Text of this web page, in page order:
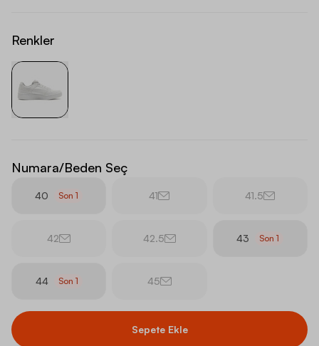
Renkler
Numara/Beden Seç
40 Son1 41 41.5
42 42.5 43 Son1
44 Son 1 45
Sepete Ekle